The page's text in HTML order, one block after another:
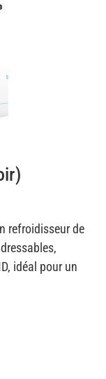
refroidisseur de
idéal pour un